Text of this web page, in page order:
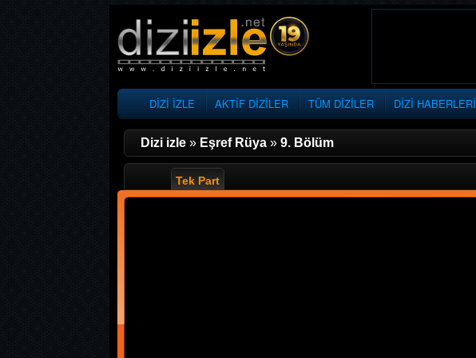
DİZİ İZLE AKTİF DİZİLER TÜM DİZİLER DİZİ HABERLERİ
Dizi izle » Eşref Rüya » 9. Bölüm
Tek Part